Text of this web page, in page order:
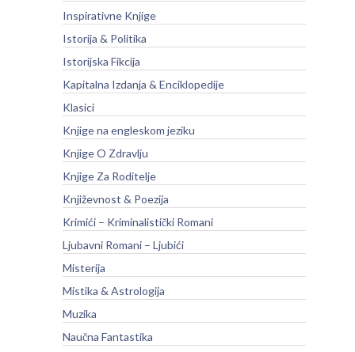
Inspirativne Knjige
Istorija & Politika
Istorijska Fikcija
Kapitalna Izdanja & Enciklopedije
Klasici
Knjige na engleskom jeziku
Knjige O Zdravlju
Knjige Za Roditelje
Književnost & Poezija
Krimići – Kriminalistički Romani
Ljubavni Romani – Ljubići
Misterija
Mistika & Astrologija
Muzika
Naučna Fantastika